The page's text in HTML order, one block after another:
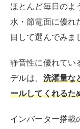
さい。
メーカーごとの特
で、ぜひ参考にし
8キロの縦